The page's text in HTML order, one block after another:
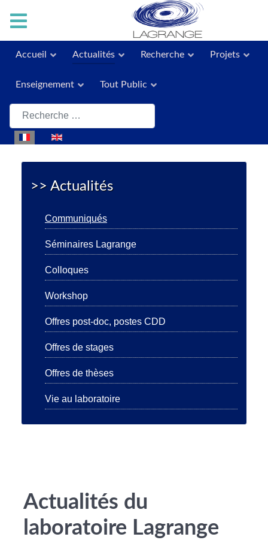
Accueil Actualités Recherche Projets
Enseignement Tout Public
Rechercher
Sélectionnez votre langue
>> Actualités
Communiqués
Séminaires Lagrange
Colloques
Workshop
Offres post-doc, postes CDD
Offres de stages
Offres de thèses
Vie au laboratoire
Actualités du
laboratoire Lagrange